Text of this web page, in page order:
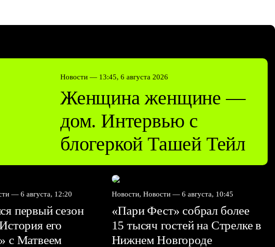
Новости — 13:45, 6 августа 2026
Женщина женщине —
дом. Интервью с
блогеркой Ташей Тейл
— 6 августа, 12:20
первый сезон
его
с Матвеем
Новости, Новости — 6 августа, 10:45
«Пари Фест» собрал более
15 тысяч гостей на Стрелке в
Нижнем Новгороде